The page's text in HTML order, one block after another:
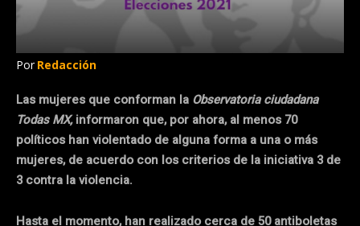
Por Redacción
Las mujeres que conforman la Observatoria ciudadana
Todas MX,informaron que, por ahora, al menos 70
políticos han violentado de alguna forma a una o más
mujeres, de acuerdo con los criterios de la iniciativa 3 de
3 contra la violencia.
Hasta el momento, han realizado cerca de 50 antiboletas